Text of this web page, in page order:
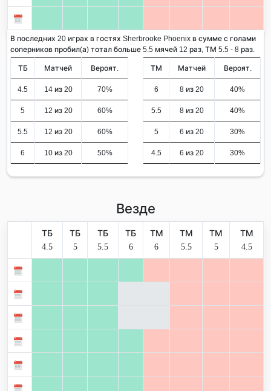
В последних 20 играх в гостях Sherbrooke Phoenix в сумме с голами
соперников пробил(а) тотал больше 5.5 мячей 12 раз, ТМ 5.5 - 8 раз.
ТБ Матчей Вероят.
4.5 14 из 20 70%
5 12 из 20 60%
5.5 12 из 20 60%
6 10 из 20 50%
ТМ Матчей Вероят.
6 8 из 20 40%
5.5 8 из 20 40%
5 6 из 20 30%
4.5 6 из 20 30%
Везде
ТБ
4.5
ТБ
5
ТБ
5.5
ТБ
6
ТМ
6
ТМ
5.5
ТМ
5
ТМ
4.5